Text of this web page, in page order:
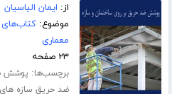
از: ایمان الیاسیان
موضوع:
معماری
۲۳ صفحه
برچسب‌ها: پوشش
ضد حریق سازه